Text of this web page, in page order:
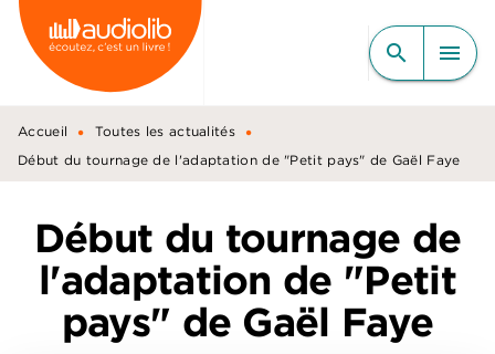
MENU RECHERCHE
CONTENU
PIED DE PAGE
search menu
Accueil • Toutes les actualités •
Début du tournage de l'adaptation de "Petit pays" de Gaël Faye
Début du tournage de
l'adaptation de "Petit
pays" de Gaël Faye